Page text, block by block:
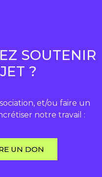
SOUTENIR
?
et/ou faire un
notre travail :
UN DON